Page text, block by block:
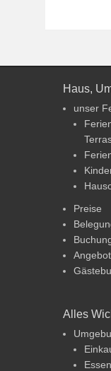
Haus,
unser
Preise
Alles